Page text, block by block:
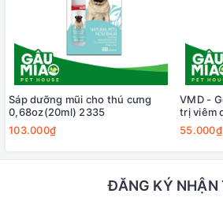
Sáp dưỡng mũi cho thú cưng
0,68oz(20ml) 2335
103.000₫
VMD -
trị viêm
55.000₫
ĐĂNG KÝ NHẬN